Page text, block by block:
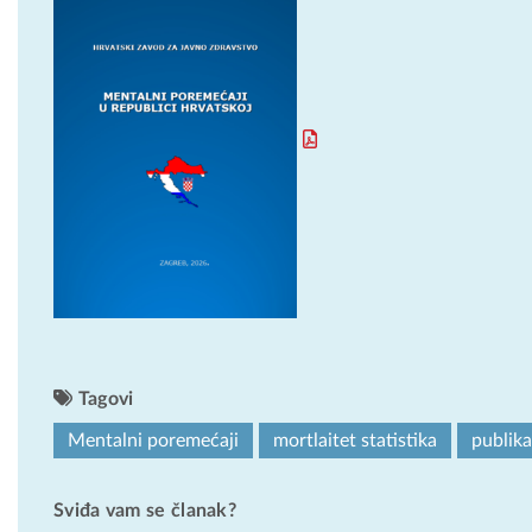
Tagovi
Mentalni poremećaji mortlaitet statistika
Sviđa vam se članak?